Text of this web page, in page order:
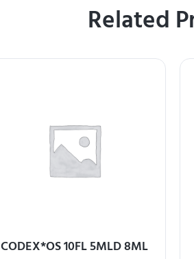
Related
CODEX*OS 10FL 5MLD 8ML